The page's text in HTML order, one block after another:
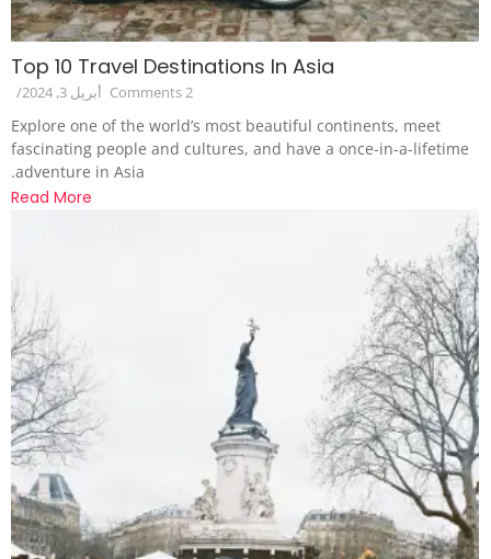
Top 10 Travel Destinations In Asia
أبريل 3, 2024 / 2 Comments
Explore one of the world’s most beautiful continents, meet
fascinating people and cultures, and have a once-in-a-lifetime
adventure in Asia.
Read More